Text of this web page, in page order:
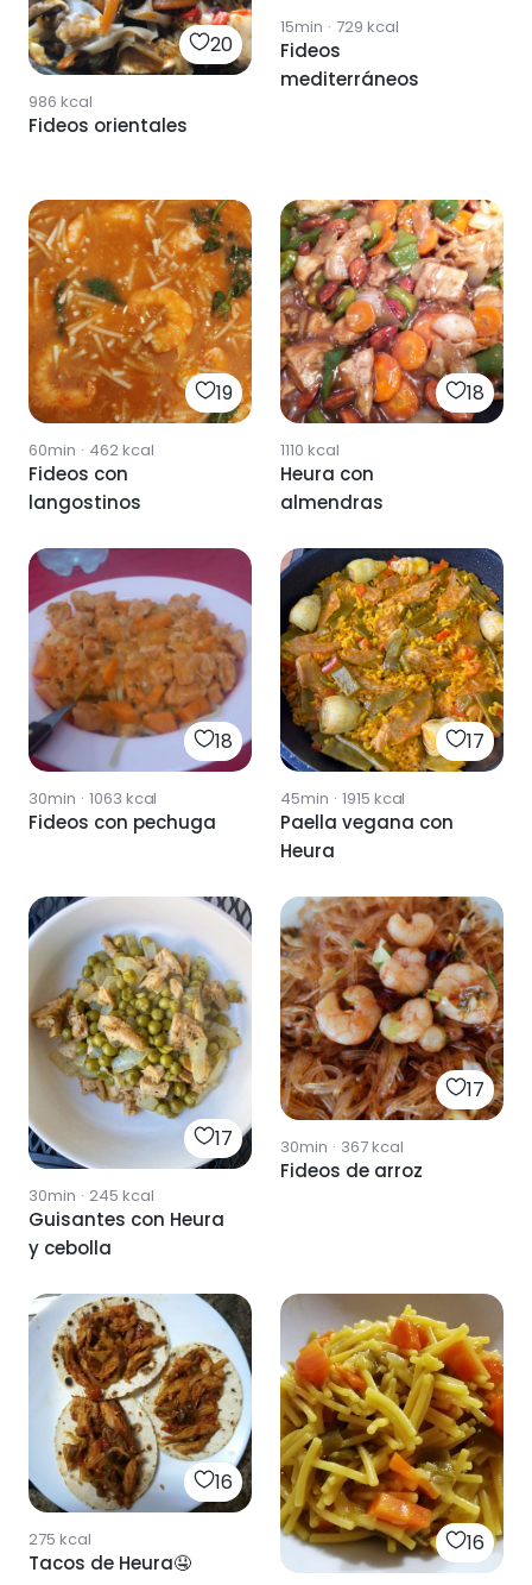
20
986 kcal
Fideos orientales
15min · 729 kcal
Fideos
mediterráneos
19
60min · 462kcal
Fideos con
langostinos
18
1110 kcal
Heura con
almendras
18
30min · 1063 kcal
Fideos con pechuga
17
45min · 1915 kcal
Paella vegana con
Heura
17
30min · 245 kcal
Guisantes con Heura
y cebolla
17
30min · 367kcal
Fideos de arroz
16
275 kcal
Tacos de Heura🤤
16